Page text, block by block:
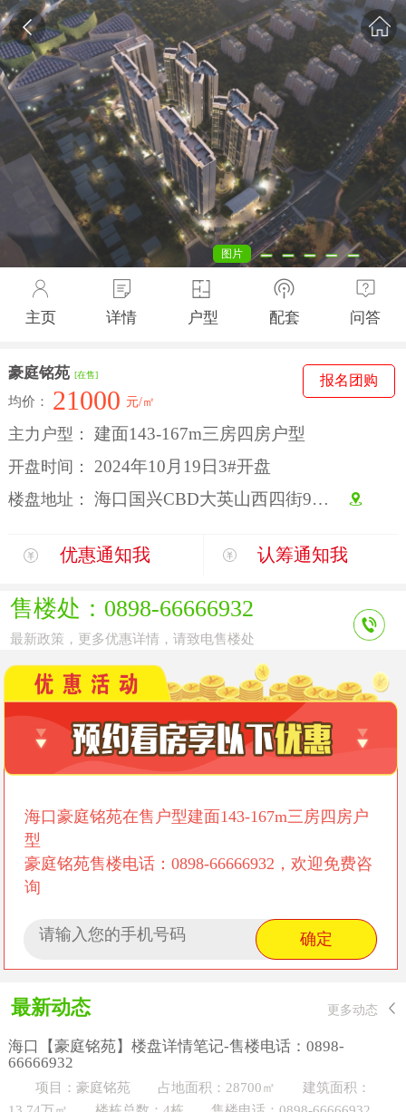
图片
主页 详情 户型 配套 问答
报名团购
豪庭铭苑 [在售]
均价： 21000 元/㎡
主力户型： 建面143-167m三房四房户型
开盘时间： 2024年10月19日3#开盘
楼盘地址： 海口国兴CBD大英山西四街9号豪庭铭苑
优惠通知我 认筹通知我
售楼处：0898-66666932
最新政策，更多优惠详情，请致电售楼处
海口豪庭铭苑在售户型建面143-167m三房四房户
型
豪庭铭苑售楼电话：0898-66666932，欢迎免费咨
询
最新动态 更多动态
海口【豪庭铭苑】楼盘详情笔记-售楼电话：0898-
66666932
项目：豪庭铭苑 占地面积：28700㎡ 建筑面积：